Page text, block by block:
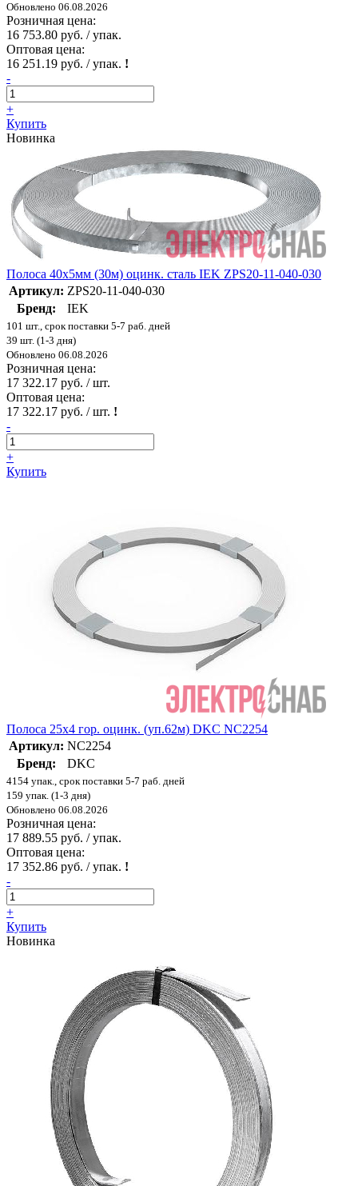
Обновлено 06.08.2026
Розничная цена:
16 753.80 руб. / упак.
Оптовая цена:
16 251.19 руб. / упак. !
-
+
Купить
Новинка
Полоса 40х5мм (30м) оцинк. сталь IEK ZPS20-11-040-030
Артикул: ZPS20-11-040-030
Бренд:
IEK
101 шт., срок поставки 5-7 раб. дней
39 шт. (1-3 дня)
Обновлено 06.08.2026
Розничная цена:
17 322.17 руб. / шт.
Оптовая цена:
17 322.17 руб. / шт. !
-
+
Купить
Полоса 25х4 гор. оцинк. (уп.62м) DKC NC2254
Артикул: NC2254
Бренд:
DKC
4154 упак., срок поставки 5-7 раб. дней
159 упак. (1-3 дня)
Обновлено 06.08.2026
Розничная цена:
17 889.55 руб. / упак.
Оптовая цена:
17 352.86 руб. / упак. !
-
+
Купить
Новинка